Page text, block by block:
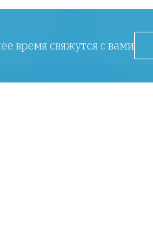
время свяжутся с вами